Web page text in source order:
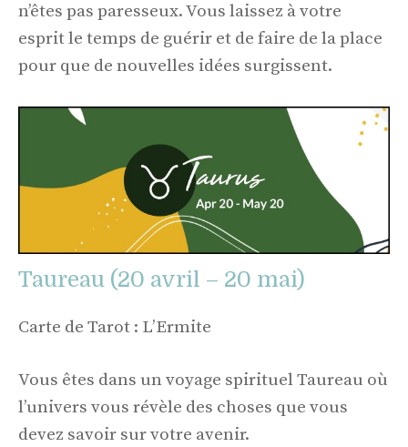
n’êtes pas paresseux. Vous laissez à votre
esprit le temps de guérir et de faire de la place
pour que de nouvelles idées surgissent.
Taureau (20 avril – 20 mai)
Carte de Tarot : L’Ermite
Vous êtes dans un voyage spirituel Taureau où
l’univers vous révèle des choses que vous
devez savoir sur votre avenir.